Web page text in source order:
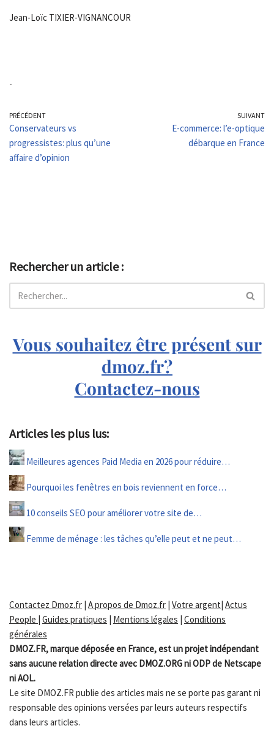
Jean-Loïc TIXIER-VIGNANCOUR
-
PRÉCÉDENT
Conservateurs vs
progressistes: plus qu’une
affaire d’opinion
SUIVANT
E-commerce: l’e-optique
débarque en France
Rechercher un article :
Vous souhaitez être présent sur
dmoz.fr?
Contactez-nous
Articles les plus lus:
Meilleures agences Paid Media en 2026 pour réduire…
Pourquoi les fenêtres en bois reviennent en force…
10 conseils SEO pour améliorer votre site de…
Femme de ménage : les tâches qu’elle peut et ne peut…
Contactez Dmoz.fr | A propos de Dmoz.fr | Votre argent| Actus
People | Guides pratiques | Mentions légales | Conditions
générales
DMOZ.FR, marque déposée en France, est un projet indépendant
sans aucune relation directe avec DMOZ.ORG ni ODP de Netscape
ni AOL.
Le site DMOZ.FR publie des articles mais ne se porte pas garant ni
responsable des opinions versées par leurs auteurs respectifs
dans leurs articles.